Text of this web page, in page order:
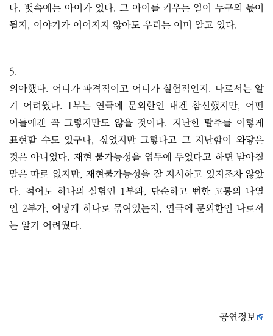
다. 뱃속에는 아이가 있다. 그 아이를 키우는 일이 누구의 몫이
될지, 이야기가 이어지지 않아도 우리는 이미 알고 있다.
5.
의아했다. 어디가 파격적이고 어디가 실험적인지, 나로서는 알
기 어려웠다. 1부는 연극에 문외한인 내겐 참신했지만, 어떤
이들에겐 꼭 그렇지만도 않을 것이다. 지난한 탈주를 이렇게
표현할 수도 있구나, 싶었지만 그렇다고 그 지난함이 와닿은
것은 아니었다. 재현 불가능성을 염두에 두었다고 하면 받아칠
말은 따로 없지만, 재현불가능성을 잘 지시하고 있지조차 않았
다. 적어도 하나의 실험인 1부와, 단순하고 뻔한 고통의 나열
인 2부가, 어떻게 하나로 묶여있는지, 연극에 문외한인 나로서
는 알기 어려웠다.
공연정보